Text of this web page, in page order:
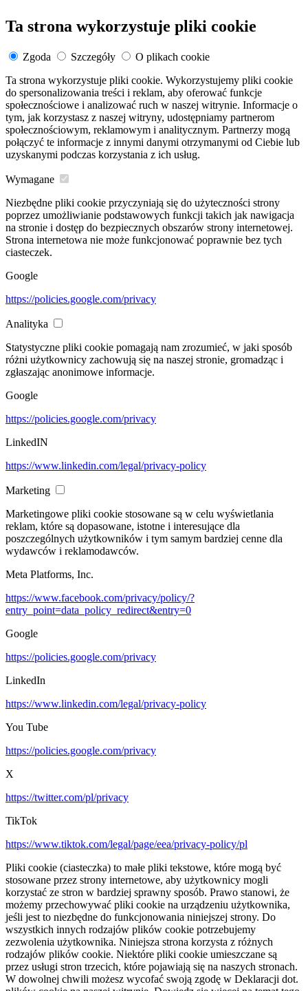
Ta strona wykorzystuje pliki cookie
Zgoda Szczegóły
O plikach cookie
Ta strona wykorzystuje pliki cookie. Wykorzystujemy pliki cookie
do spersonalizowania treści i reklam, aby oferować funkcje
społecznościowe i analizować ruch w naszej witrynie. Informacje o
tym, jak korzystasz z naszej witryny, udostępniamy partnerom
społecznościowym, reklamowym i analitycznym. Partnerzy mogą
połączyć te informacje z innymi danymi otrzymanymi od Ciebie lub
uzyskanymi podczas korzystania z ich usług.
Wymagane
Niezbędne pliki cookie przyczyniają się do użyteczności strony
poprzez umożliwianie podstawowych funkcji takich jak nawigacja
na stronie i dostęp do bezpiecznych obszarów strony internetowej.
Strona internetowa nie może funkcjonować poprawnie bez tych
ciasteczek.
Google
https://policies.google.com/privacy
Analityka
Statystyczne pliki cookie pomagają nam zrozumieć, w jaki sposób
różni użytkownicy zachowują się na naszej stronie, gromadząc i
zgłaszając anonimowe informacje.
Google
https://policies.google.com/privacy
LinkedIN
https://www.linkedin.com/legal/privacy-policy
Marketing
Marketingowe pliki cookie stosowane są w celu wyświetlania
reklam, które są dopasowane, istotne i interesujące dla
poszczególnych użytkowników i tym samym bardziej cenne dla
wydawców i reklamodawców.
Meta Platforms, Inc.
https://www.facebook.com/privacy/policy/?
entry_point=data_policy_redirect&entry=0
Google
https://policies.google.com/privacy
LinkedIn
https://www.linkedin.com/legal/privacy-policy
You Tube
https://policies.google.com/privacy
X
https://twitter.com/pl/privacy
TikTok
https://www.tiktok.com/legal/page/eea/privacy-policy/pl
Pliki cookie (ciasteczka) to małe pliki tekstowe, które mogą być
stosowane przez strony internetowe, aby użytkownicy mogli
korzystać ze stron w bardziej sprawny sposób. Prawo stanowi, że
możemy przechowywać pliki cookie na urządzeniu użytkownika,
jeśli jest to niezbędne do funkcjonowania niniejszej strony. Do
wszystkich innych rodzajów plików cookie potrzebujemy
zezwolenia użytkownika. Niniejsza strona korzysta z różnych
rodzajów plików cookie. Niektóre pliki cookie umieszczane są
przez usługi stron trzecich, które pojawiają się na naszych stronach.
W dowolnej chwili możesz wycofać swoją zgodę w Deklaracji dot.